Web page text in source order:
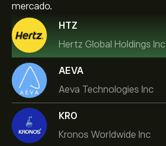
mercado.
HTZ
Hertz Global Holdings Inc
AEVA
Aeva Technologies Inc
KRO
Kronos Worldwide Inc